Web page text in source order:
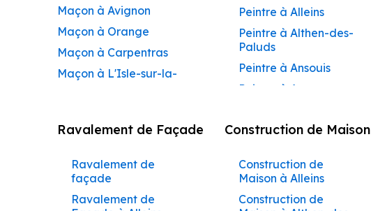
Maçon à Avignon
Maçon à Orange
Maçon à Carpentras
Maçon à L'Isle-sur-la-
Maçon à Pertuis
Maçon à Le Pontet
Maçon à Vaison-la-
Peintre à Alleins
Peintre à Althen-des-
Paluds
Peintre à Ansouis
Peintre à Apt
Peintre à Aurons
Peintre à Beaumettes
Peintre à Beaumont-
de-Pertuis
Ravalement de Façade
Ravalement de
façade
Ravalement de
Construction de Maison
Construction de
Maison à Alleins
Construction de